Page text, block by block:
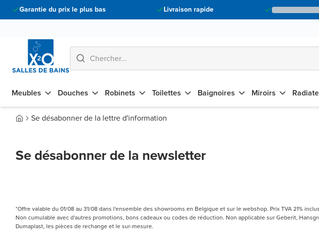
Garantie du prix le plus bas Livraison rapide
Meubles Douches Robinets Toilettes Baignoires Miroirs
Se désabonner de la lettre d'information
Se désabonner de la newsletter
*Offre valable du 01/08 au 31/08 dans l'ensemble des showrooms en Belgique et sur le webshop. Prix TVA 21%
Non cumulable avec d'autres promotions, bons cadeaux ou codes de réduction. Non applicable sur Geberit,
Dumaplast, les pièces de rechange et le sur-mesure.